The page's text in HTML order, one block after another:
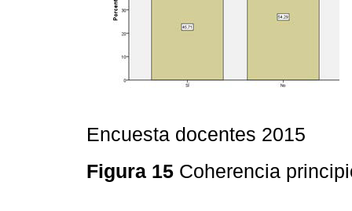
Encuesta docentes 2015
Figura 15 Coherencia